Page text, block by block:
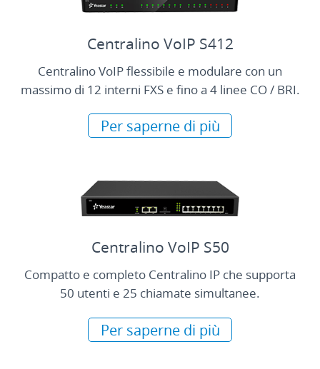
Centralino VoIP S412
Centralino VoIP flessibile e modulare con un
massimo di 12 interni FXS e fino a 4 linee CO / BRI.
Per saperne di più
Centralino VoIP S50
Compatto e completo Centralino IP che supporta
50 utenti e 25 chiamate simultanee.
Per saperne di più